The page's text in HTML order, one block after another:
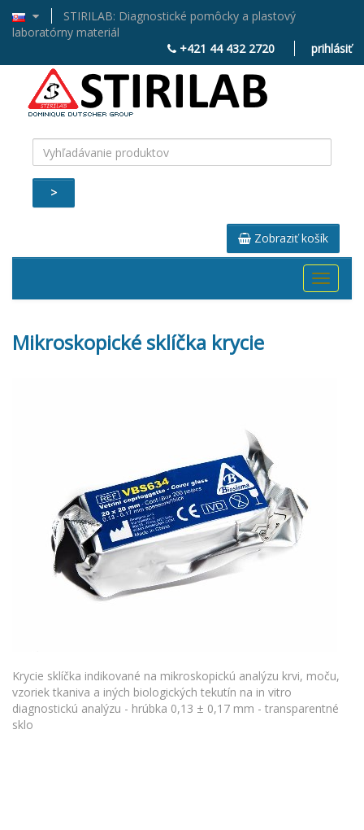
STIRILAB: Diagnostické pomôcky a plastový
laboratórny materiál
+421 44 432 2720
prihlásiť
>
Zobraziť košík
Toggle
Mikroskopické sklíčka krycie
Krycie sklíčka indikované na mikroskopickú analýzu krvi, moču,
vzoriek tkaniva a iných biologických tekutín na in vitro
diagnostickú analýzu - hrúbka 0,13 ± 0,17 mm - transparentné
sklo